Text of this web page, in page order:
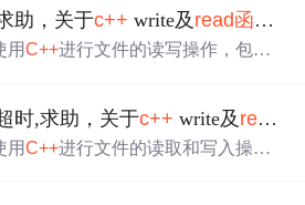
助，关于c++ write及 read函数
用C++进行文件的读写操作，包括
储到文件m.dat，然后重新读取并打
时,求助，关于c++ write及 read
用C++进行文件的读取和写入操